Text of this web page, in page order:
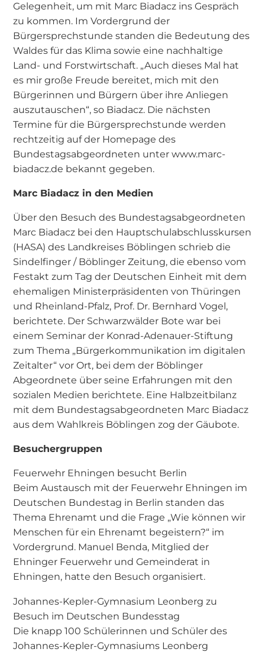
Gelegenheit, um mit Marc Biadacz ins Gespräch
zu kommen. Im Vordergrund der
Bürgersprechstunde standen die Bedeutung des
Waldes für das Klima sowie eine nachhaltige
Land- und Forstwirtschaft. „Auch dieses Mal hat
es mir große Freude bereitet, mich mit den
Bürgerinnen und Bürgern über ihre Anliegen
auszutauschen“, so Biadacz. Die nächsten
Termine für die Bürgersprechstunde werden
rechtzeitig auf der Homepage des
Bundestagsabgeordneten unter www.marc-
biadacz.de bekannt gegeben.
Marc Biadacz in den Medien
Über den Besuch des Bundestagsabgeordneten
Marc Biadacz bei den Hauptschulabschlusskursen
(HASA) des Landkreises Böblingen schrieb die
Sindelfinger / Böblinger Zeitung, die ebenso vom
Festakt zum Tag der Deutschen Einheit mit dem
ehemaligen Ministerpräsidenten von Thüringen
und Rheinland-Pfalz, Prof. Dr. Bernhard Vogel,
berichtete. Der Schwarzwälder Bote war bei
einem Seminar der Konrad-Adenauer-Stiftung
zum Thema „Bürgerkommunikation im digitalen
Zeitalter“ vor Ort, bei dem der Böblinger
Abgeordnete über seine Erfahrungen mit den
sozialen Medien berichtete. Eine Halbzeitbilanz
mit dem Bundestagsabgeordneten Marc Biadacz
aus dem Wahlkreis Böblingen zog der Gäubote.
Besuchergruppen
Feuerwehr Ehningen besucht Berlin
Beim Austausch mit der Feuerwehr Ehningen im
Deutschen Bundestag in Berlin standen das
Thema Ehrenamt und die Frage „Wie können wir
Menschen für ein Ehrenamt begeistern?“ im
Vordergrund. Manuel Benda, Mitglied der
Ehninger Feuerwehr und Gemeinderat in
Ehningen, hatte den Besuch organisiert.
Johannes-Kepler-Gymnasium Leonberg zu
Besuch im Deutschen Bundesstag
Die knapp 100 Schülerinnen und Schüler des
Johannes-Kepler-Gymnasiums Leonberg